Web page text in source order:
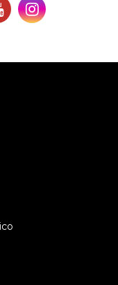
Instagram